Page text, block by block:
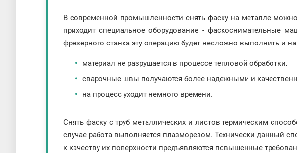
В современной промышленности снять фаску на металле
приходит специальное оборудование - фаскоснимательные
фрезерного станка эту операцию будет несложно выполнить и
материал не разрушается в процессе тепловой обработки,
сварочные швы получаются более надежными и
на процесс уходит немного времени.
Снять фаску с труб металлических и листов термическим
случае работа выполняется плазморезом. Технически данный
к качеству их поверхности предъявляются повышенные